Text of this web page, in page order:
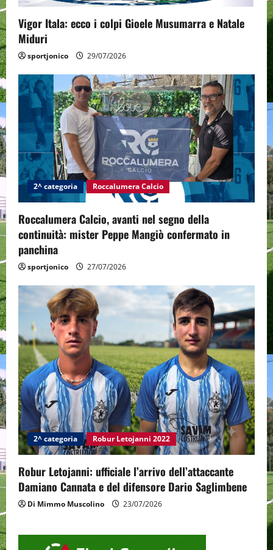
o
n
Vigor Itala: ecco i colpi Gioele Musumarra e Natale
Miduri
sportjonico 29/07/2026
2^ categoria Roccalumera Calcio
Roccalumera Calcio, avanti nel segno della
continuità: mister Peppe Mangiò confermato in
panchina
sportjonico 27/07/2026
2^ categoria Robur Letojanni 2022
Robur Letojanni: ufficiale l’arrivo dell’attaccante
Damiano Cannata e del difensore Dario Saglimbene
Di Mimmo Muscolino 23/07/2026